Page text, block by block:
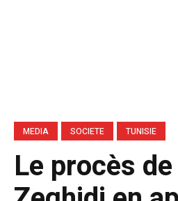
MEDIA SOCIETE TUNISIE
Le procès